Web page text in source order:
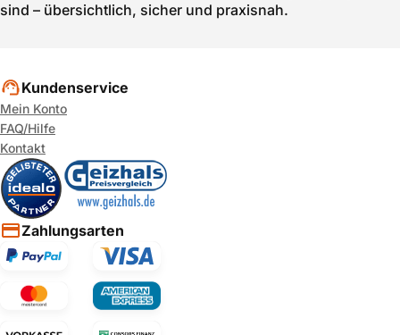
sind – übersichtlich, sicher und praxisnah.
Kundenservice
Mein Konto
FAQ/Hilfe
Kontakt
Zahlungsarten